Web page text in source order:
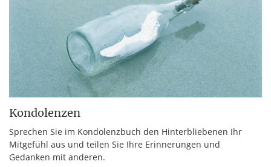
Kondolenzen
Sprechen Sie im Kondolenzbuch den Hinterbliebenen Ihr
Mitgefühl aus und teilen Sie Ihre Erinnerungen und
Gedanken mit anderen.